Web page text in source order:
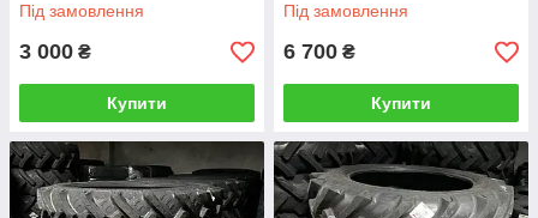
Під замовлення
3 000 ₴
Купити
Під замовлення
6 700 ₴
Купити